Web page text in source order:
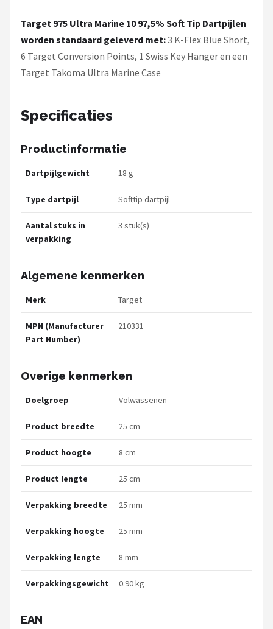
Target 975 Ultra Marine 10 97,5% Soft Tip Dartpijlen
worden standaard geleverd met:3 K-Flex Blue Short,
6 Target Conversion Points, 1 Swiss Key Hanger en een
Target Takoma Ultra Marine Case
Specificaties
Productinformatie
Dartpijlgewicht 18 g
Type dartpijl Softtip dartpijl
Aantal stuks in
verpakking
3 stuk(s)
Algemene kenmerken
Merk Target
MPN (Manufacturer
Part Number)
210331
Overige kenmerken
Doelgroep Volwassenen
Product breedte 25 cm
Product hoogte 8 cm
Product lengte 25 cm
Verpakking breedte 25 mm
Verpakking hoogte 25 mm
Verpakking lengte 8 mm
Verpakkingsgewicht 0.90 kg
EAN